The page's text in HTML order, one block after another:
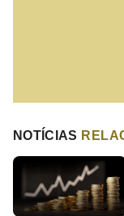
NOTÍCIAS